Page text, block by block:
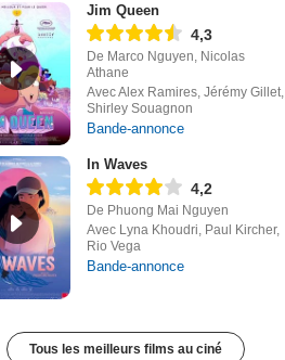
Jim Queen
4,3
De Marco Nguyen, Nicolas
Athane
Avec Alex Ramires, Jérémy Gillet,
Shirley Souagnon
Bande-annonce
In Waves
4,2
De Phuong Mai Nguyen
Avec Lyna Khoudri, Paul Kircher,
Rio Vega
Bande-annonce
Tous les meilleurs films au ciné